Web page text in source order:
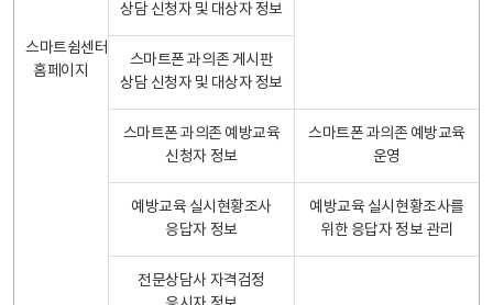
스마트쉼센터
홈페이지
상담 신청자 및 대상자 정보
스마트폰 과의존 게시판
상담 신청자 및 대상자 정보
스마트폰 과의존 예방교육
신청자 정보
스마트폰 과의존 예방교육
운영
예방교육 실시현황조사
응답자 정보
예방교육 실시현황조사를
위한 응답자 정보 관리
전문상담사 자격검정